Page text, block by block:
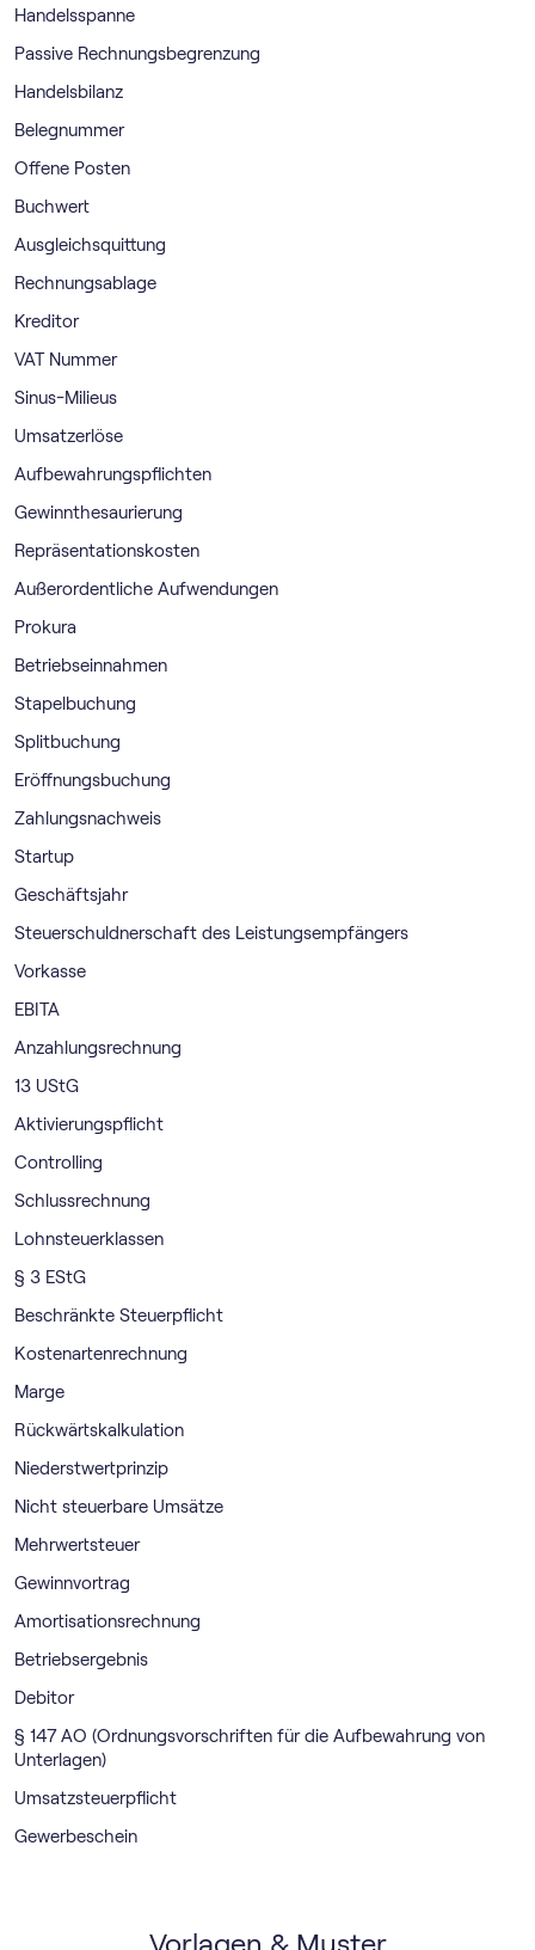
Handelsspanne
Passive Rechnungsbegrenzung
Handelsbilanz
Belegnummer
Offene Posten
Buchwert
Ausgleichsquittung
Rechnungsablage
Kreditor
VAT Nummer
Sinus-Milieus
Umsatzerlöse
Aufbewahrungspflichten
Gewinnthesaurierung
Repräsentationskosten
Außerordentliche Aufwendungen
Prokura
Betriebseinnahmen
Stapelbuchung
Splitbuchung
Eröffnungsbuchung
Zahlungsnachweis
Startup
Geschäftsjahr
Steuerschuldnerschaft des Leistungsempfängers
Vorkasse
EBITA
Anzahlungsrechnung
13 UStG
Aktivierungspflicht
Controlling
Schlussrechnung
Lohnsteuerklassen
§ 3 EStG
Beschränkte Steuerpflicht
Kostenartenrechnung
Marge
Rückwärtskalkulation
Niederstwertprinzip
Nicht steuerbare Umsätze
Mehrwertsteuer
Gewinnvortrag
Amortisationsrechnung
Betriebsergebnis
Debitor
§ 147 AO (Ordnungsvorschriften für die Aufbewahrung von
Unterlagen)
Umsatzsteuerpflicht
Gewerbeschein
Vorlagen & Muster